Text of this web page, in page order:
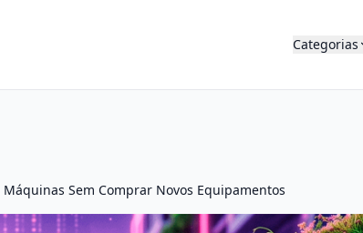
Categorias
Sem Comprar Novos Equipamentos